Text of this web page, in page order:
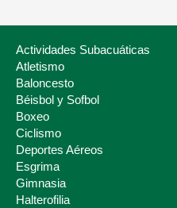
Deporte Escolar
Actividades Subacuáticas
Atletismo
Baloncesto
Béisbol y Sofbol
Boxeo
Ciclismo
Deportes Aéreos
Esgrima
Gimnasia
Halterofilia